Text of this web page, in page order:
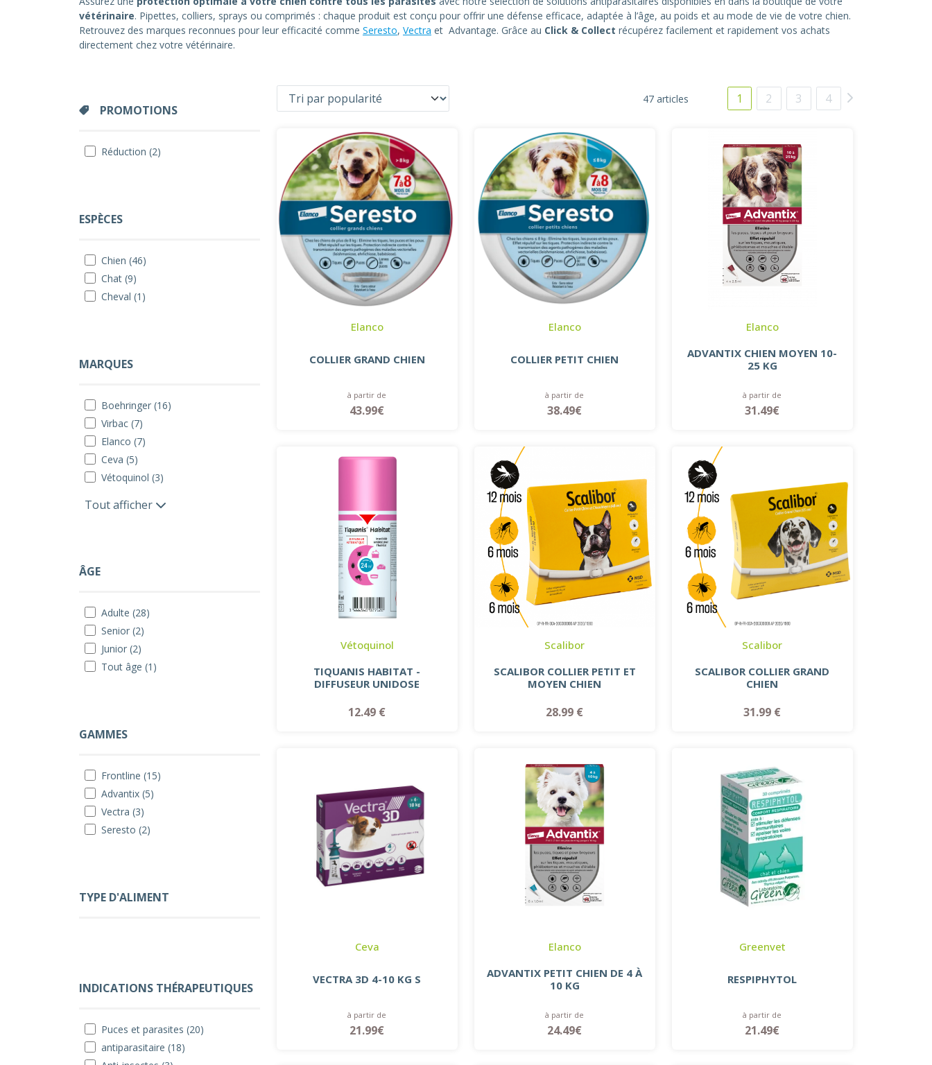
vétérinaire. Pipettes, colliers, sprays ou comprimés : chaque produit est conçu pour offrir une défense efficace, adaptée à l’âge, au poids et au mode de vie de votre chien.
Retrouvez des marques reconnues pour leur efficacité comme Seresto, Vectra et Advantage. Grâce au Click & Collect récupérez facilement et rapidement vos achats
directement chez votre vétérinaire.
PROMOTIONS
Réduction (2)
ESPÈCES
Chien (46)
Chat (9)
Cheval (1)
MARQUES
Boehringer (16)
Virbac (7)
Elanco (7)
Ceva (5)
Vétoquinol (3)
Tout afficher
ÂGE
Adulte (28)
Senior (2)
Junior (2)
Tout âge (1)
GAMMES
Frontline (15)
Advantix (5)
Vectra (3)
Seresto (2)
TYPE D'ALIMENT
INDICATIONS THÉRAPEUTIQUES
Puces et parasites (20)
antiparasitaire (18)
47 articles 1 2 3 4
Elanco
COLLIER GRAND CHIEN
à partir de
43.99€
Elanco
COLLIER PETIT CHIEN
à partir de
38.49€
Elanco
ADVANTIX CHIEN MOYEN 10-
25 KG
à partir de
31.49€
Vétoquinol
TIQUANIS HABITAT -
DIFFUSEUR UNIDOSE
12.49 €
Scalibor
SCALIBOR COLLIER PETIT ET
MOYEN CHIEN
28.99 €
Scalibor
SCALIBOR COLLIER GRAND
CHIEN
31.99 €
Ceva
VECTRA 3D 4-10 KG S
à partir de
21.99€
Elanco
ADVANTIX PETIT CHIEN DE 4 À
10 KG
à partir de
24.49€
Greenvet
RESPIPHYTOL
à partir de
21.49€